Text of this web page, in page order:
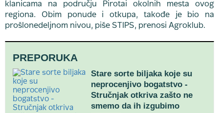
klanicama na području Pirotai okolnih mesta ovog
regiona. Obim ponude i otkupa, takođe je bio na
prošlonedeljnom nivou, piše STIPS, prenosi Agroklub.
PREPORUKA
Stare sorte biljaka koje su
neprocenjivo bogatstvo -
Stručnjak otkriva zašto ne
smemo da ih izgubimo